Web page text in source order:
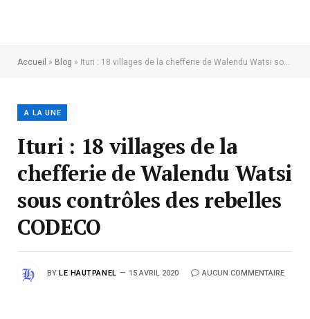
Accueil » Blog » Ituri : 18 villages de la chefferie de Walendu Watsi sous contrôles des rebelles CODECO
A LA UNE
Ituri : 18 villages de la
chefferie de Walendu Watsi
sous contrôles des rebelles
CODECO
BY LE HAUTPANEL 15 AVRIL 2020 AUCUN COMMENTAIRE